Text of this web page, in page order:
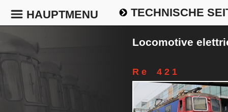
HAUPTMENU TECHNISCHE
Locomotive
R e 4 2 1